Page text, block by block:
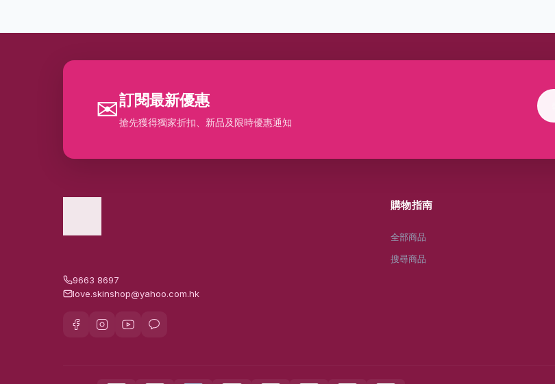
✉訂閱最新優惠
搶先獲得獨家折扣、新品及限時優惠通知
9663 8697
love.skinshop@yahoo.com.hk
購物指南
全部商品
搜尋商品